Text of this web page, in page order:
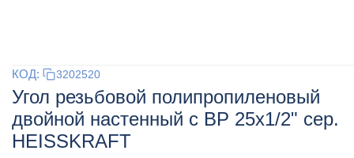
КОД: 3202520
Угол резьбовой полипропиленовый
двойной настенный с ВР 25х1/2" сер.
HEISSKRAFT